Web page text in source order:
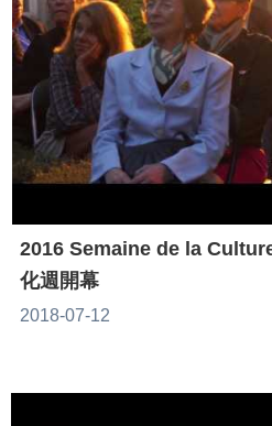
2016 Semaine de la
化週開幕
2018-07-12